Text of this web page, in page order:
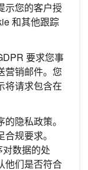
示您的客户授
和其他跟踪
要求您事
营销邮件。您
将请求包含在
隐私政策。
规要求。
数据的处
他们是否符合